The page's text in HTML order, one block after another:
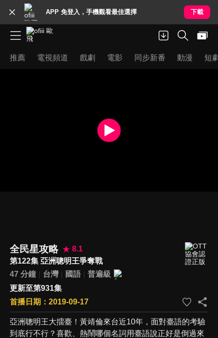
APP 免登入，手機觀看最佳選擇 下載
推薦 電視頻道 戲劇 電影 同步新番 動漫 短
全民星攻略
8.1
第122集 亞洲聰明王爭奪戰
47 分鐘
台灣 國語
普遍級
更新至第931集
首播日期：2019-09-17
亞洲聰明王大擂臺！黃靖倫來台近10年，面對臺語的考驗
到底行不行？喜歡、熱鬧哪個名詞用臺語說正好是倒過來